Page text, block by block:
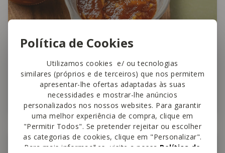
Política de Cookies
Utilizamos cookies e/ ou tecnologias
similares (próprios e de terceiros) que nos permitem
apresentar-lhe ofertas adaptadas às suas
necessidades e mostrar-lhe anúncios
personalizados nos nossos websites. Para garantir
uma melhor experiência de compra, clique em
"Permitir Todos". Se pretender rejeitar ou escolher
as categorias de cookies, clique em "Personalizar".
Para mais informações, visite a nossa Política de
The Healthy Sins
Doce de Abóbora
20 min Fácil 4,5
Crianças